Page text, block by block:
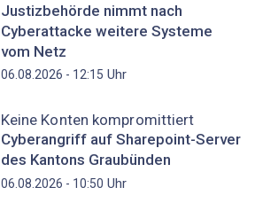
Justizbehörde nimmt nach
Cyberattacke weitere Systeme
vom Netz
06.08.2026 - 12:15 Uhr
Keine Konten kompromittiert
Cyberangriff auf Sharepoint-Server
des Kantons Graubünden
06.08.2026 - 10:50 Uhr